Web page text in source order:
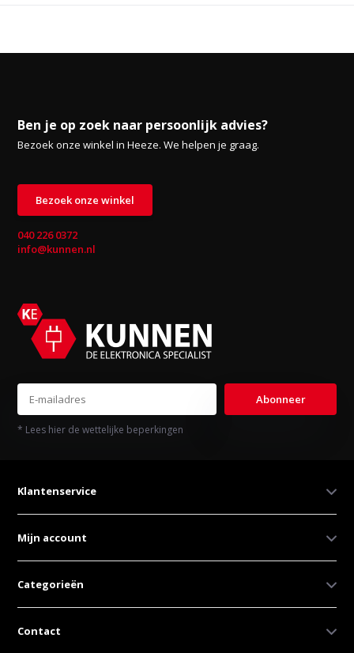
Ben je op zoek naar persoonlijk advies?
Bezoek onze winkel in Heeze. We helpen je graag.
Bezoek onze winkel
040 226 0372
info@kunnen.nl
Abonneer
* Lees hier de wettelijke beperkingen
Klantenservice
Mijn account
Categorieën
Contact